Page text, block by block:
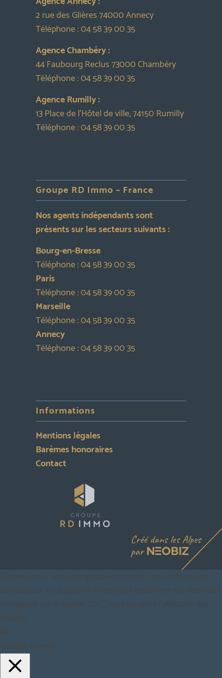
2 rue des Glières 74000 Annecy
Téléphone :04 58 39 00 35
Agence Chambéry :
44 Faubourg Reclus 73000 Chambéry
Téléphone :04 58 39 00 35
Agence Rumilly :
13 Place de l’Hôtel de ville, 74150 Rumilly
Téléphone :04 58 39 00 35
Groupe RD Immo – France
Nos agents indépendants sont
présents sur les secteurs suivants :
Bourg-en-Bresse
Téléphone :04 58 39 00 35
Paris
Téléphone :04 58 39 00 35
Marseille
Téléphone :04 58 39 00 35
Annecy
Téléphone :04 58 39 00 35
Informations
Mentions légales
Barèmes honoraires
Contact
Bienvenue sur notre site groupe-rdimmo.fr, nous utilisons des
cookies pour vous garantir la meilleure expérience sur notre site.
En cliquant sur le bouton “OK”, vous acceptez l'utilisation des
cookies.
OK
Manage consent